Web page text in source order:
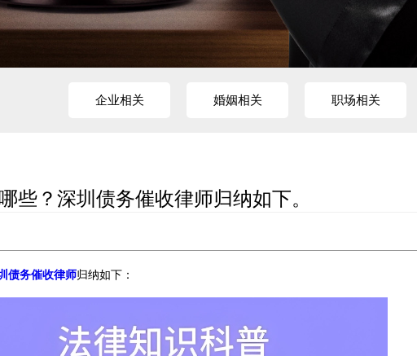
企业相关 婚姻相关 职场相关
些？深圳债务催收律师归纳如下。
债务催收律师归纳如下：